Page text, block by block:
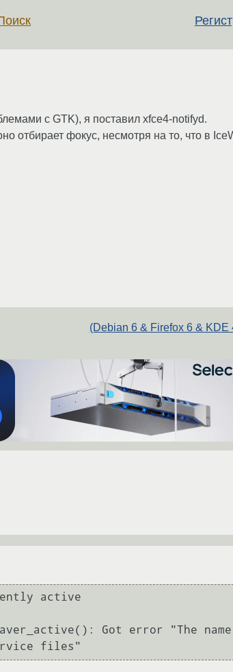
с GTK), я поставил xfce4-notifyd.
отбирает фокус, несмотря на то, что в
(Debian 6 & Firefox 6 & KDE
active
Got error "The name